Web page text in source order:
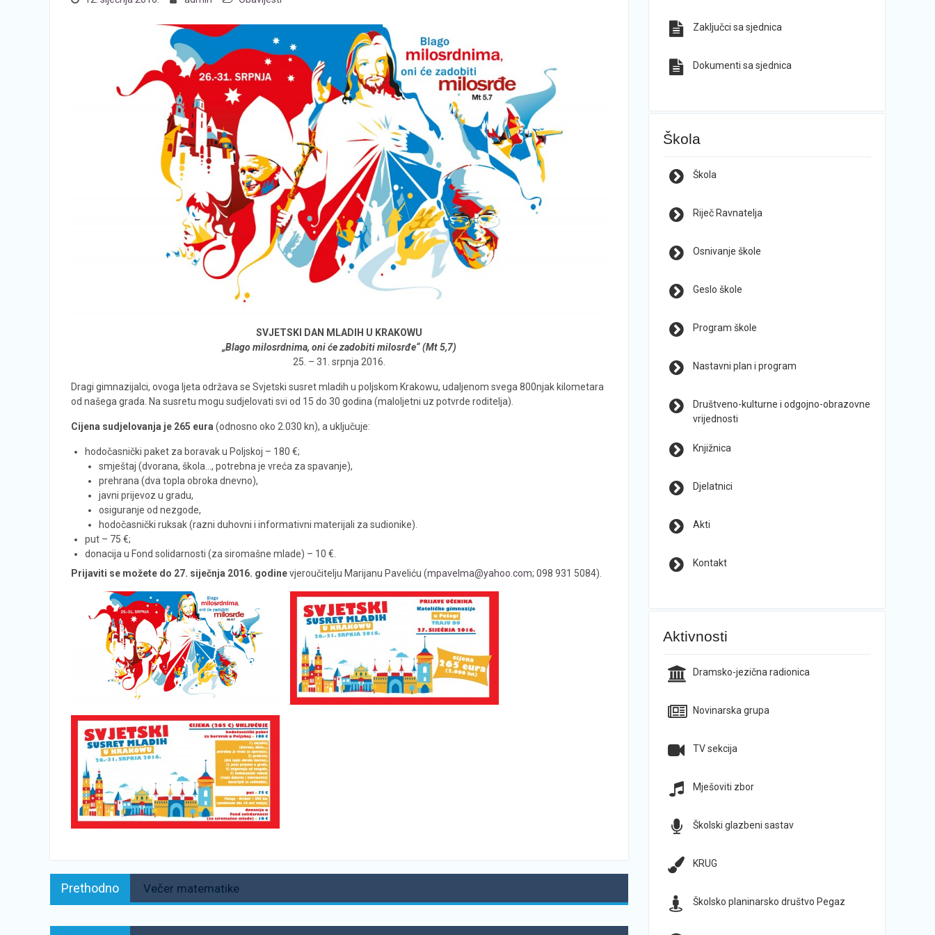
SVJETSKI DAN MLADIH U KRAKOWU
„Blago milosrdnima, oni će zadobiti milosrđe“ (Mt 5,7)
25. – 31. srpnja 2016.
Dragi gimnazijalci, ovoga ljeta održava se Svjetski susret mladih u poljskom Krakowu, udaljenom svega 800njak kilometara
od našega grada. Na susretu mogu sudjelovati svi od 15 do 30 godina (maloljetni uz potvrde roditelja).
Cijena sudjelovanja je 265 eura (odnosno oko 2.030 kn), a uključuje:
hodočasnički paket za boravak u Poljskoj – 180 €;
smještaj (dvorana, škola…, potrebna je vreća za spavanje),
prehrana (dva topla obroka dnevno),
javni prijevoz u gradu,
osiguranje od nezgode,
hodočasnički ruksak (razni duhovni i informativni materijali za sudionike).
put – 75 €;
donacija u Fond solidarnosti (za siromašne mlade) – 10 €.
Prijaviti se možete do 27. siječnja 2016. godinevjeroučitelju Marijanu Paveliću (mpavelma@yahoo.com; 098 931 5084).
Navigacija
objava
Prethodno Prethodno:
Večer matematike
Zaključci sa sjednica
Dokumenti sa sjednica
Škola
Škola
Riječ Ravnatelja
Osnivanje škole
Geslo škole
Program škole
Nastavni plan i program
Društveno-kulturne i odgojno-obrazovne
vrijednosti
Knjižnica
Djelatnici
Akti
Kontakt
Aktivnosti
Dramsko-jezična radionica
Novinarska grupa
TV sekcija
Mješoviti zbor
Školski glazbeni sastav
KRUG
Školsko planinarsko društvo Pegaz